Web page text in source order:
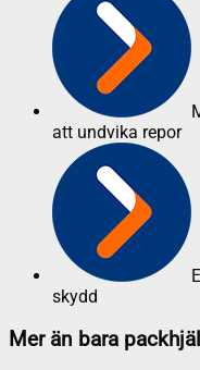
att undvika repor
skydd
Mer än bara